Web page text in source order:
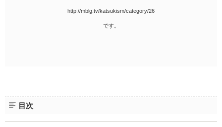
http://mblg.tv/katsukism/category/26
です。
目次